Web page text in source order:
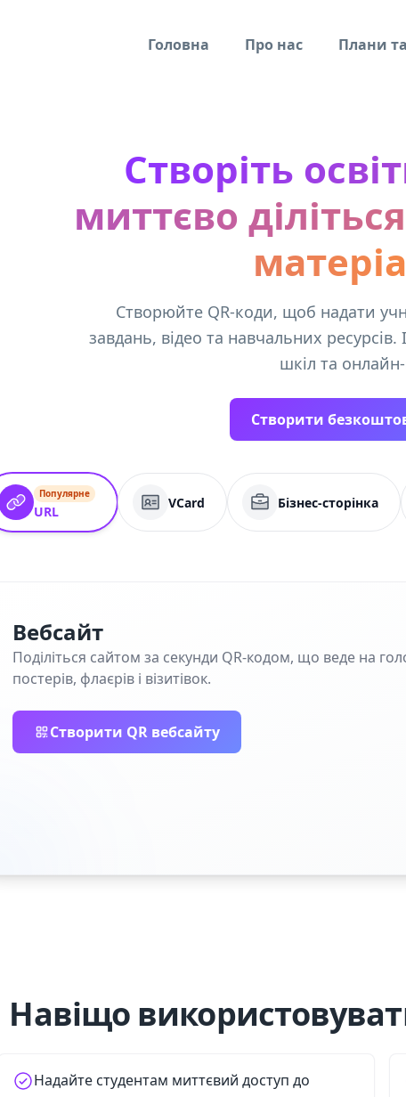
Головна
Про нас Плани
Створіть
миттєво
Створюйте QR-коди, щоб надати
завдань, відео та навчальних
шкіл та
Створити
Популярне
URL
VCard Бізнес-сторінка
Вебсайт
Поділіться сайтом за секунди QR‑кодом, що веде на
постерів, флаєрів і візитівок.
Створити QR вебсайту
Навіщо
Надайте студентам миттєвий доступ до